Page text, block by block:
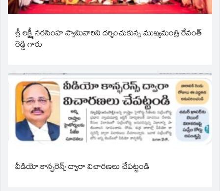
శ్రీ లక్ష్మీ నరసింహ స్వామివారిని దర్శించుకున్న ముఖ్యమంత్రి రేవంత్
రెడ్డి గారు
వీడియో కాన్ఫరెన్స్ ద్వారా విచారణలు చేపట్టండి